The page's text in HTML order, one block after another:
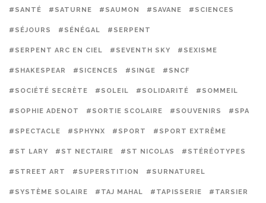
#SANTÉ #SATURNE #SAUMON #SAVANE #SCIENCES
#SÉJOURS #SÉNÉGAL #SERPENT
#SERPENT ARC EN CIEL #SEVENTH SKY #SEXISME
#SHAKESPEAR #SICENCES #SINGE #SNCF
#SOCIÉTÉ SECRÈTE #SOLEIL #SOLIDARITÉ #SOMMEIL
#SOPHIE ADENOT #SORTIE SCOLAIRE #SOUVENIRS #SPA
#SPECTACLE #SPHYNX #SPORT #SPORT EXTRÊME
#ST LARY #ST NECTAIRE #ST NICOLAS #STÉRÉOTYPES
#STREET ART #SUPERSTITION #SURNATUREL
#SYSTÈME SOLAIRE #TAJ MAHAL #TAPISSERIE #TARSIER